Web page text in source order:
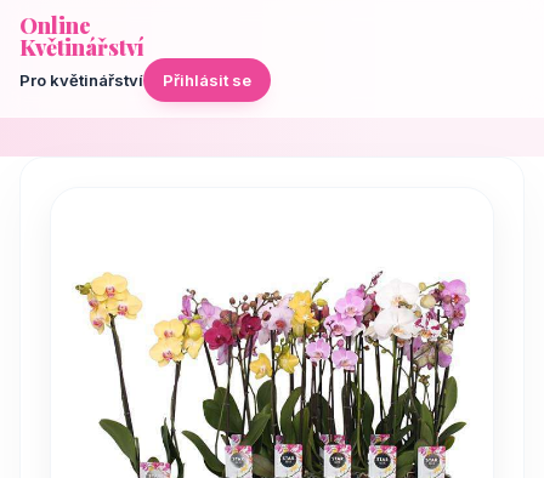
Online
Květinářství
Pro květinářství Přihlásit se